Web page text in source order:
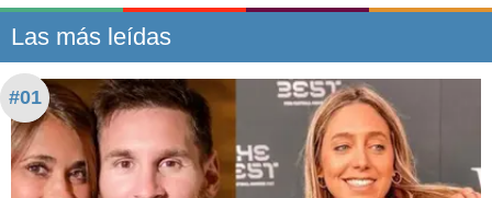
Las más leídas
#01